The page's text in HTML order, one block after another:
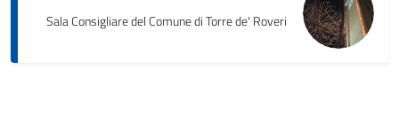
Sala Consigliare del Comune di Torre de' Roveri